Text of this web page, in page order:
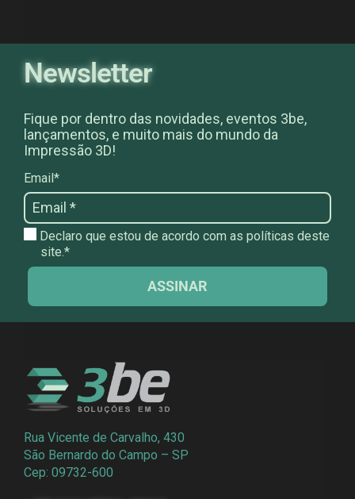
Newsletter
Fique por dentro das novidades, eventos 3be,
lançamentos, e muito mais do mundo da
Impressão 3D!
Email*
Declaro que estou de acordo com as políticas deste
site.*
ASSINAR
Rua Vicente de Carvalho, 430
São Bernardo do Campo – SP
Cep: 09732-600